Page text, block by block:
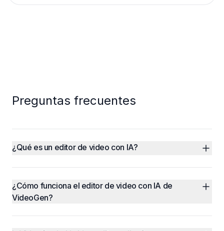
Preguntas frecuentes
¿Qué es un editor de video con IA?
¿Cómo funciona el editor de video con IA de
VideoGen?